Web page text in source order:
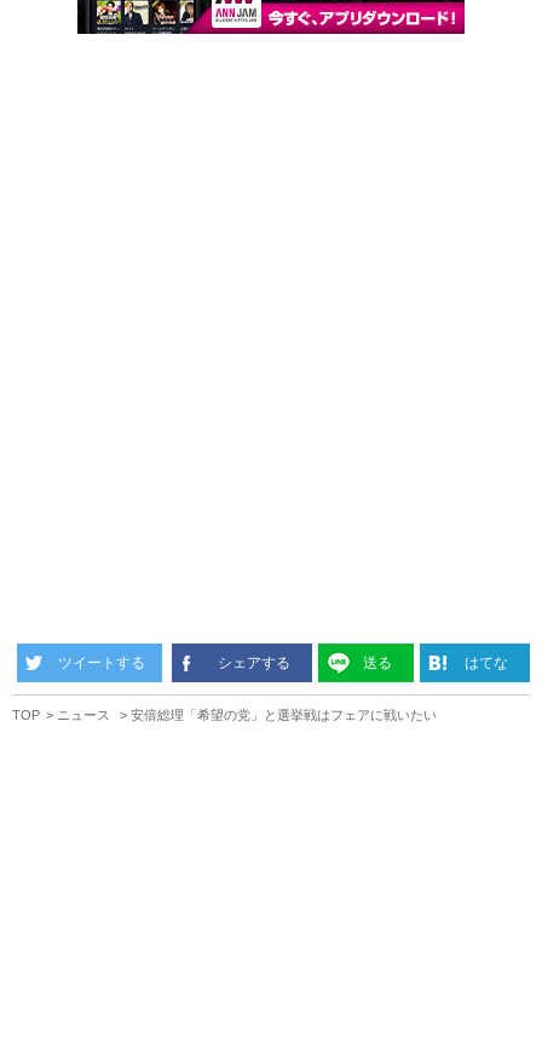
ツイートする シェアする 送る はてな
TOP ニュース 安倍総理「希望の党」と選挙戦はフェアに戦いたい